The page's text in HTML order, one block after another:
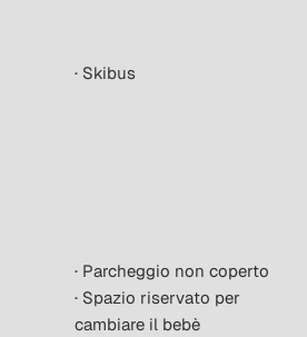
· Skibus
· Parcheggio non coperto
· Spazio riservato per
cambiare il bebè